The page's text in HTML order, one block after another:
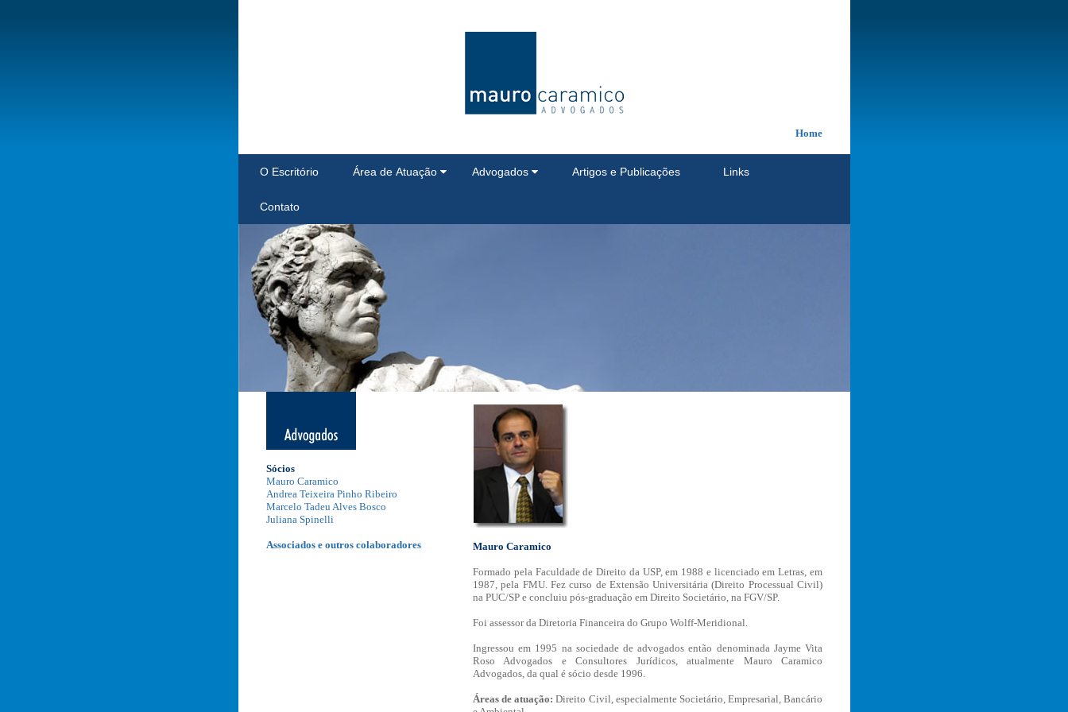
Home
O Escritório Área de Atuação Advogados Artigos e Publicações Links
Contato
Sócios
Mauro Caramico
Andrea Teixeira Pinho Ribeiro
Marcelo Tadeu Alves Bosco
Juliana Spinelli
Associados e outros colaboradores Mauro Caramico
Formado pela Faculdade de Direito da USP, em 1988 e licenciado em Letras, em
1987, pela FMU. Fez curso de Extensão Universitária (Direito Processual Civil)
na PUC/SP e concluiu pós-graduação em Direito Societário, na FGV/SP.
Foi assessor da Diretoria Financeira do Grupo Wolff-Meridional.
Ingressou em 1995 na sociedade de advogados então denominada Jayme Vita
Roso Advogados e Consultores Jurídicos, atualmente Mauro Caramico
Advogados, da qual é sócio desde 1996.
Áreas de atuação:Direito Civil, especialmente Societário, Empresarial, Bancário